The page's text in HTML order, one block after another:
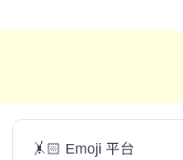
🤸🏻 Emoji 平台